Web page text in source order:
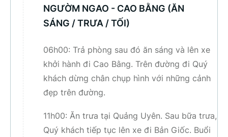
NGƯỜM NGAO - CAO BẰNG (ĂN
SÁNG / TRƯA / TỐI)
06h00: Trả phòng sau đó ăn sáng và lên xe
khởi hành đi Cao Bằng. Trên đường đi Quý
khách dừng chân chụp hình với những cảnh
đẹp trên đường.
11h00: Ăn trưa tại Quảng Uyên. Sau bữa trưa,
Quý khách tiếp tục lên xe đi Bản Giốc. Buổi